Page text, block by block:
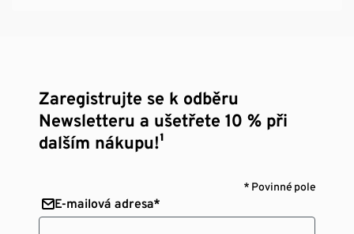
Zaregistrujte se k odběru
Newsletteru a ušetřete 10 % při
dalším nákupu!¹
* Povinné pole
E-mailová adresa*